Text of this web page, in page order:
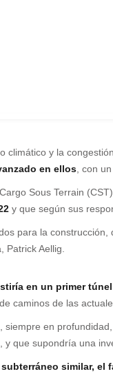
climático y la
en ellos , con
Sous Terrain
y que según sus
para la
Patrick Aellig.
en un primer
caminos de las
siempre en
y que supondría una
similar,